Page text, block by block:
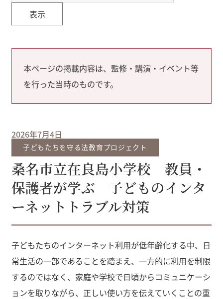
表示
本ページの掲載内容は、監修・講演・イベント等
を行った当時のものです。
2026年7月4日
子どもたちを守る法教育プロジェクト
桑名市立在良島小学校 教員・
保護者が学ぶ 子どものインタ
ーネットトラブル対策
子どもたちのインターネット利用が低年齢化する中、日
常生活の一部であることを踏まえ、一方的に利用を制限
するのではなく、家庭や学校で日頃からコミュニケーシ
ョンを取りながら、正しい使い方を伝えていくことの重